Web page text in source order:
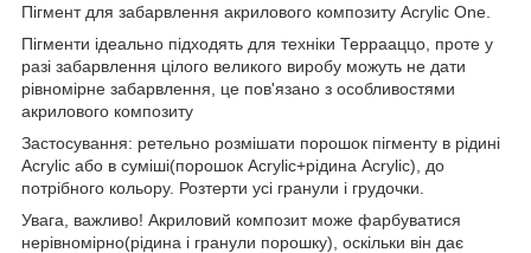
Пігмент для забарвлення акрилового композиту Acrylic One.
Пігменти ідеально підходять для техніки Террааццо, проте у
разі забарвлення цілого великого виробу можуть не дати
рівномірне забарвлення, це пов'язано з особливостями
акрилового композиту
Застосування: ретельно розмішати порошок пігменту в рідині
Acrylic або в суміші(порошок Acrylic+рідина Acrylic), до
потрібного кольору. Розтерти усі гранули і грудочки.
Увага, важливо! Акриловий композит може фарбуватися
нерівномірно(рідина і гранули порошку), оскільки він дає